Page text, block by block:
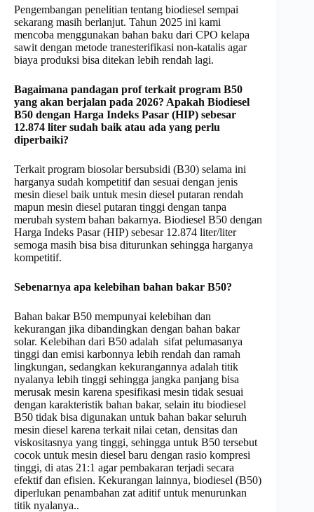
Pengembangan penelitian tentang biodiesel sempai
sekarang masih berlanjut. Tahun 2025 ini kami
mencoba menggunakan bahan baku dari CPO kelapa
sawit dengan metode tranesterifikasi non-katalis agar
biaya produksi bisa ditekan lebih rendah lagi.
Bagaimana pandagan profterkait program B50
yang akan berjalan pada 2026? Apakah Biodiesel
B50 dengan Harga Indeks Pasar (HIP) sebesar
12.874 liter sudah baik atau ada yang perlu
diperbaiki?
Terkait program biosolar bersubsidi (B30) selama ini
harganya sudah kompetitif dan sesuai dengan jenis
mesin diesel baik untuk mesin diesel putaran rendah
mapun mesin diesel putaran tinggi dengan tanpa
merubah system bahan bakarnya. Biodiesel B50 dengan
Harga Indeks Pasar (HIP) sebesar 12.874 liter/liter
semoga masih bisa bisa diturunkan sehingga harganya
kompetitif.
Sebenarnya apa kelebihan bahan bakar B50?
Bahan bakar B50 mempunyai kelebihan dan
kekurangan jika dibandingkan dengan bahan bakar
solar. Kelebihan dari B50 adalah sifat pelumasanya
tinggi dan emisi karbonnya lebih rendah dan ramah
lingkungan, sedangkan kekurangannya adalah titik
nyalanya lebih tinggi sehingga jangka panjang bisa
merusak mesin karena spesifikasi mesin tidak sesuai
dengan karakteristik bahan bakar, selain itu biodiesel
B50 tidak bisa digunakan untuk bahan bakar seluruh
mesin diesel karena terkait nilai cetan, densitas dan
viskositasnya yang tinggi, sehingga untuk B50 tersebut
cocok untuk mesin diesel baru dengan rasio kompresi
tinggi, di atas 21:1 agar pembakaran terjadi secara
efektif dan efisien. Kekurangan lainnya, biodiesel (B50)
diperlukan penambahan zat aditif untuk menurunkan
titik nyalanya..